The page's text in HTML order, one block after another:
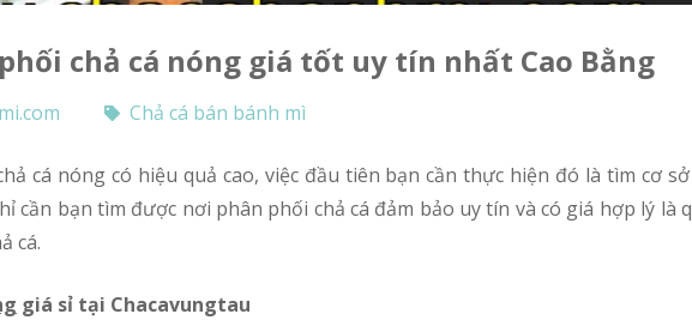
chả cá nóng giá tốt uy tín nhất Cao Bằng
Chả cá bán bánh mì
cần bạn tìm được nơi phân phối chả cá đảm bảo uy tín và có giá hợp lý là
cá.
giá sỉ tại Chacavungtau